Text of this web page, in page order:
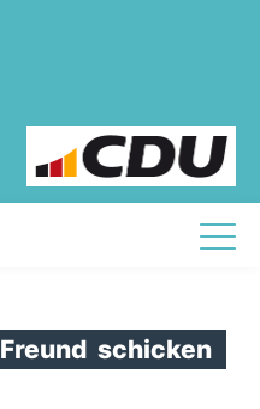
Freund schicken